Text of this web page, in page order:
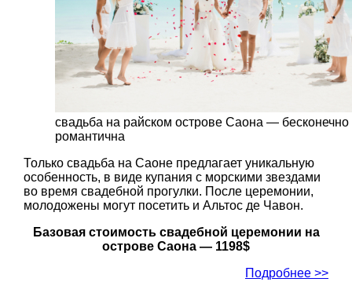
свадьба на райском острове Саона — бесконечно
романтична
Только свадьба на Саоне предлагает уникальную
особенность, в виде купания с морскими звездами
во время свадебной прогулки. После церемонии,
молодожены могут посетить и Альтос де Чавон.
Базовая стоимость свадебной церемонии на
острове Саона — 1198$
Подробнее >>